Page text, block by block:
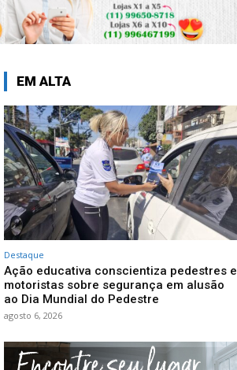
EM ALTA
Destaque
Ação educativa conscientiza pedestres e
motoristas sobre segurança em alusão
ao Dia Mundial do Pedestre
agosto 6, 2026